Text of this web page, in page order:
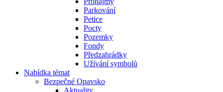
Parkování
Petice
Pocty
Pozemky
Fondy
Předzahrádky
Užívání symbolů
Nabídka témat
Bezpečné Opavsko